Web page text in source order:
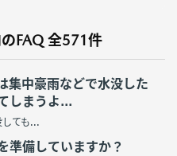
FAQ 全571件
集中豪雨などで水没した
しまうよ...
しても...
準備していますか？